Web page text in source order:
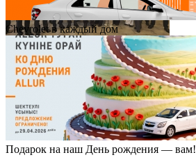
Награда от штаб-квартиры Great Wall
Chevrolet в каждый дом
Подарок на наш День рождения — вам!